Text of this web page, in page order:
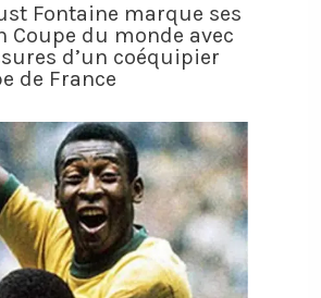
Fontaine marque ses
Coupe du monde avec
d’un coéquipier
de France